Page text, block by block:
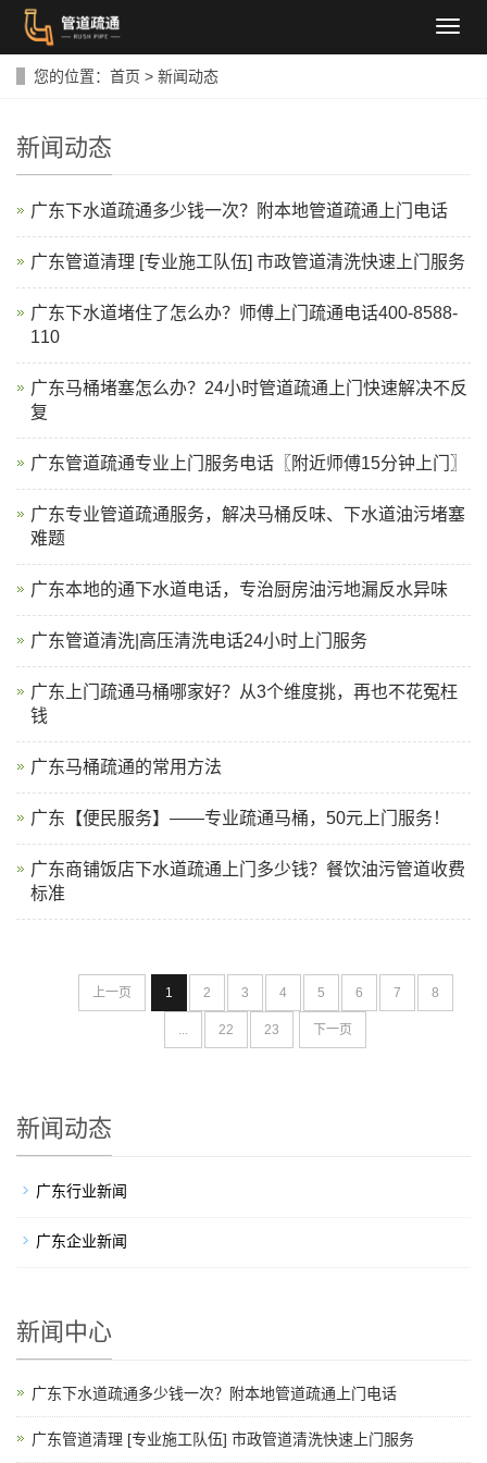
导
您的位置： 首页 > 新闻动态
新闻动态
广东下水道疏通多少钱一次？附本地管道疏通上门电话
广东管道清理 [专业施工队伍] 市政管道清洗快速上门服务
广东下水道堵住了怎么办？师傅上门疏通电话400-8588-
110
广东马桶堵塞怎么办？24小时管道疏通上门快速解决不反
复
广东管道疏通专业上门服务电话〖附近师傅15分钟上门〗
广东专业管道疏通服务，解决马桶反味、下水道油污堵塞
难题
广东本地的通下水道电话，专治厨房油污地漏反水异味
广东管道清洗|高压清洗电话24小时上门服务
广东上门疏通马桶哪家好？从3个维度挑，再也不花冤枉
钱
广东马桶疏通的常用方法
广东【便民服务】——专业疏通马桶，50元上门服务！
广东商铺饭店下水道疏通上门多少钱？餐饮油污管道收费
标准
上一页 1 2 3 4 5 6 7 8
... 22 23 下一页
新闻动态
广东行业新闻
广东企业新闻
新闻中心
广东下水道疏通多少钱一次？附本地管道疏通上门电话
广东管道清理 [专业施工队伍] 市政管道清洗快速上门服务